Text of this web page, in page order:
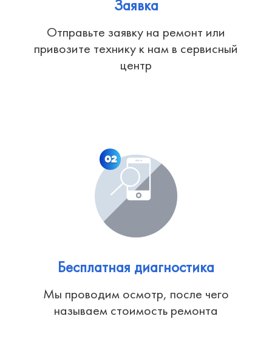
Заявка
Отправьте заявку на ремонт или
привозите технику к нам в сервисный
центр
02
Бесплатная диагностика
Мы проводим осмотр, после чего
называем стоимость ремонта